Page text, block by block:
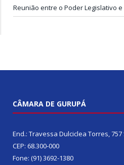
Reunião entre o Poder Legislativo
CÂMARA DE GURUPÁ
End.: Travessa Dulciclea Torres,
CEP: 68.300-000
Fone: (91) 3692-1380